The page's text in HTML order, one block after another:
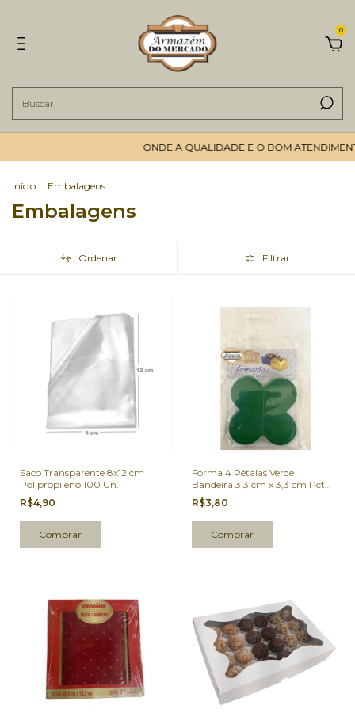
0
ONDE A QUALIDADE E O BOM ATENDIMENTO SÃO
Início . Embalagens
Embalagens
Ordenar Filtrar
Saco Transparente 8x12 cm
Polipropileno 100 Un.
R$4,90
Forma 4 Pétalas Verde
Bandeira 3,3 cm x 3,3 cm Pct
50 Un.
R$3,80